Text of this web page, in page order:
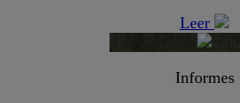
Leer
Informes